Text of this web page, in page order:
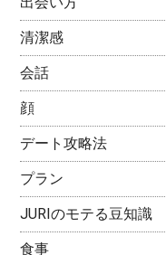
清潔感
会話
顔
デート攻略法
プラン
JURIのモテる豆知識
食事